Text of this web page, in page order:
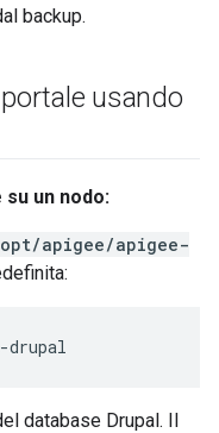
backup.
usando
un nodo:
apigee/apigee-
drupal
database Drupal. Il